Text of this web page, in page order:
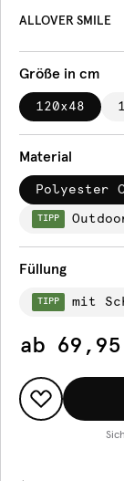
ALLOVER SMILE
Größe in cm
120x48
Material
Polyester
TIPP
Füllung
TIPP mit
ab